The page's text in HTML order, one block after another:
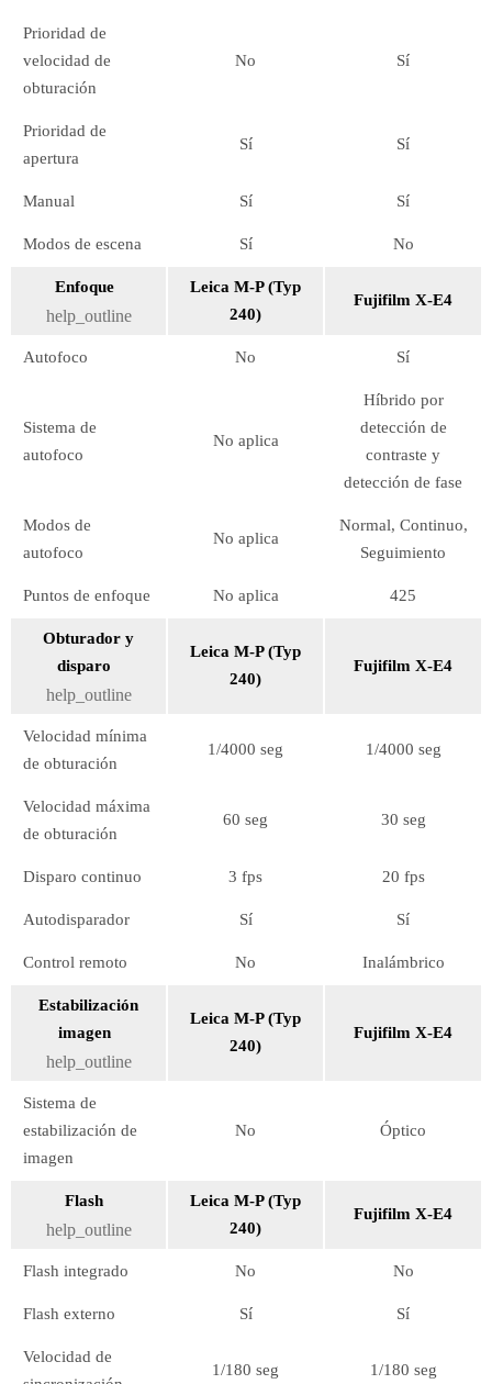
Prioridad de
velocidad de
obturación
No Sí
Prioridad de
apertura
Sí Sí
Manual Sí Sí
Modos de escena Sí No
Enfoque
help_outline
Leica M-P (Typ
240)
Fujifilm X-E4
Autofoco No Sí
Sistema de
autofoco
No aplica
Híbrido por
detección de
contraste y
detección de fase
Modos de
autofoco
No aplica
Normal, Continuo,
Seguimiento
Puntos de enfoque No aplica 425
Obturador y
disparo
help_outline
Leica M-P (Typ
240)
Fujifilm X-E4
Velocidad mínima
de obturación
1/4000 seg 1/4000 seg
Velocidad máxima
de obturación
60 seg 30 seg
Disparo continuo 3 fps 20 fps
Autodisparador Sí Sí
Control remoto No Inalámbrico
Estabilización
imagen
help_outline
Leica M-P (Typ
240)
Fujifilm X-E4
Sistema de
estabilización de
imagen
No Óptico
Flash
help_outline
Leica M-P (Typ
240)
Fujifilm X-E4
Flash integrado No No
Flash externo Sí Sí
Velocidad de
1/180 seg 1/180 seg